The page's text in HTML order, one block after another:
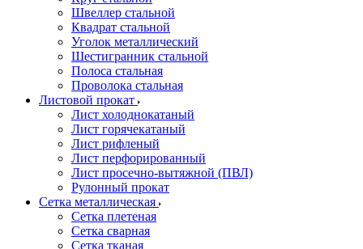
Швеллер стальной
Квадрат стальной
Уголок металлический
Шестигранник стальной
Полоса стальная
Проволока стальная
Листовой прокат
Лист холоднокатаный
Лист горячекатаный
Лист рифленый
Лист перфорированный
Лист просечно-вытяжной (ПВЛ)
Рулонный прокат
Сетка металлическая
Сетка плетеная
Сетка сварная
Сетка тканая